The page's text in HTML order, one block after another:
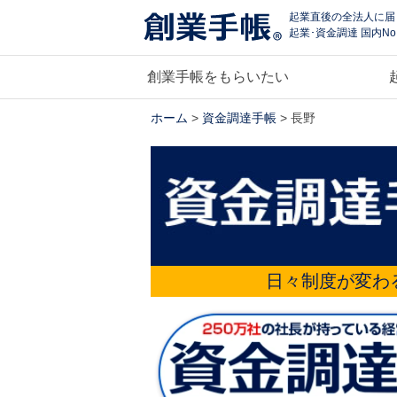
起業直後の全法人に
起業･資金調達 国内
創業手帳をもらいたい
ホーム > 資金調達手帳 > 長野
日々制度が変わ